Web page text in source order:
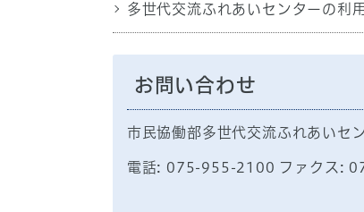
多世代交流ふれあいセンターの利
お問い合わせ
市民協働部多世代交流ふれあいセ
電話: 075-955-2100 ファクス: